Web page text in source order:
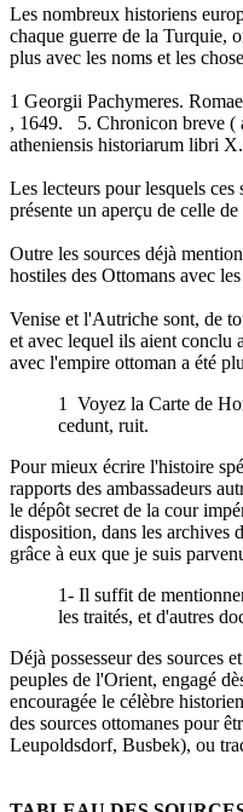
Les nombreux historiens
chaque guerre de la Turquie,
plus avec les noms et les
1 Georgii Pachymeres.
, 1649. 5. Chronicon breve (
atheniensis historiarum libri
Les lecteurs pour lesquels
présente un aperçu de celle
Outre les sources déjà
hostiles des Ottomans avec
Venise et l'Autriche sont, de
et avec lequel ils aient conclu
avec l'empire ottoman a été
1 Voyez la Carte de
cedunt, ruit.
Pour mieux écrire l'histoire
rapports des ambassadeurs
le dépôt secret de la cour
disposition, dans les archives
grâce à eux que je suis
1- Il suffit de
les traités, et d'autres
Déjà possesseur des sources
peuples de l'Orient, engagé
encouragée le célèbre
des sources ottomanes pour
Leupoldsdorf, Busbek), ou